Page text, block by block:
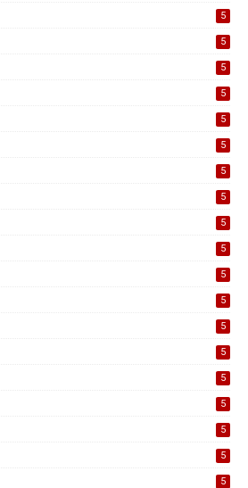
5
5
5
5
5
5
5
5
5
5
5
5
5
5
5
5
5
5
5